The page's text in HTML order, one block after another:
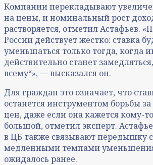
Компании перекладывают
на цены, и номинальный рост
растворяется, отметил Астафьев.
России действует жестко: ставка
уменьшаться только тогда, когда
действительно станет
всему“», — высказался он.
Для граждан это означает, что
останется инструментом борьбы за
цен, даже если она кажется кому-
большой, отметил эксперт.
в ЦБ также связывают передышку с
медленными темпами
ожидалось ранее.